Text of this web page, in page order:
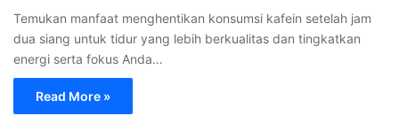
Temukan manfaat menghentikan konsumsi kafein setelah jam
dua siang untuk tidur yang lebih berkualitas dan tingkatkan
energi serta fokus Anda…
Read More »